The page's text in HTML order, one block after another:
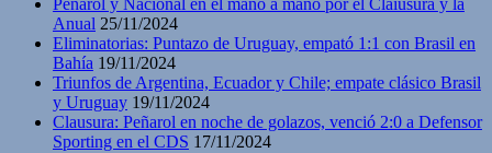
Peñarol y Nacional en el mano a mano por el Claiusura y la
Anual 25/11/2024
Eliminatorias: Puntazo de Uruguay, empató 1:1 con Brasil en
Bahía 19/11/2024
Triunfos de Argentina, Ecuador y Chile; empate clásico Brasil
y Uruguay 19/11/2024
Clausura: Peñarol en noche de golazos, venció 2:0 a Defensor
Sporting en el CDS 17/11/2024